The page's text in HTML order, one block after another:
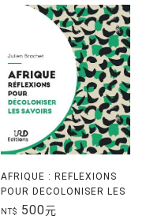
AFRIQUE : REFLEXIONS
POUR DECOLONISER LES
SAVOIRS
NT$ 500元